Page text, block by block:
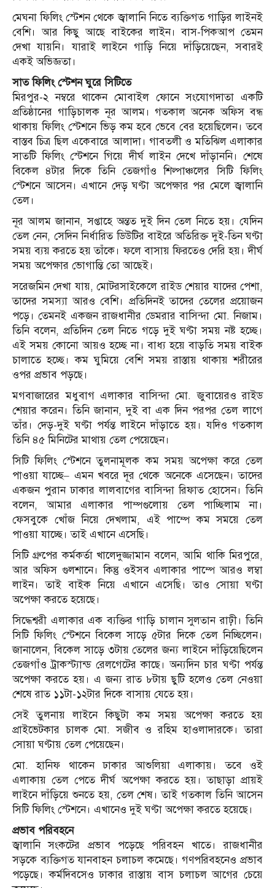
মেঘনা ফিলিং স্টেশন থেকে জ্বালানি নিতে ব্যক্তিগত গাড়ির লাইনই
বেশি। আর কিছু আছে বাইকের লাইন। বাস-পিকআপ তেমন
দেখা যায়নি। যারাই লাইনে গাড়ি নিয়ে দাঁড়িয়েছেন, সবারই
একই অভিজ্ঞতা।
সাত ফিলিং স্টেশন ঘুরে সিটিতে
মিরপুর-২ নম্বরে থাকেন মোবাইল ফোনে সংযোগদাতা একটি
প্রতিষ্ঠানের গাড়িচালক নূর আলম। গতকাল অনেক অফিস বন্ধ
থাকায় ফিলিং স্টেশনে ভিড় কম হবে ভেবে বের হয়েছিলেন। তবে
বাস্তব চিত্র ছিল একেবারে আলাদা। গাবতলী ও মতিঝিল এলাকার
সাতটি ফিলিং স্টেশনে গিয়ে দীর্ঘ লাইন দেখে দাঁড়াননি। শেষে
বিকেল ৪টার দিকে তিনি তেজগাঁও শিল্পাঞ্চলের সিটি ফিলিং
স্টেশনে আসেন। এখানে দেড় ঘণ্টা অপেক্ষার পর মেলে জ্বালানি
তেল।
নূর আলম জানান, সপ্তাহে অন্তত দুই দিন তেল নিতে হয়। যেদিন
তেল নেন, সেদিন নির্ধারিত ডিউটির বাইরে অতিরিক্ত দুই-তিন ঘণ্টা
সময় ব্যয় করতে হয় তাঁকে। ফলে বাসায় ফিরতেও দেরি হয়। দীর্ঘ
সময় অপেক্ষার ভোগান্তি তো আছেই।
সরেজমিন দেখা যায়, মোটরসাইকেলে রাইড শেয়ার যাদের পেশা,
তাদের সমস্যা আরও বেশি। প্রতিদিনই তাদের তেলের প্রয়োজন
পড়ে। তেমনই একজন রাজধানীর ডেমরার বাসিন্দা মো. নিজাম।
তিনি বলেন, প্রতিদিন তেল নিতে গড়ে দুই ঘণ্টা সময় নষ্ট হচ্ছে।
এই সময় কোনো আয়ও হচ্ছে না। বাধ্য হয়ে বাড়তি সময় বাইক
চালাতে হচ্ছে। কম ঘুমিয়ে বেশি সময় রাস্তায় থাকায় শরীরের
ওপর প্রভাব পড়ছে।
মগবাজারের মধুবাগ এলাকার বাসিন্দা মো. জুবায়েরও রাইড
শেয়ার করেন। তিনি জানান, দুই বা এক দিন পরপর তেল লাগে
তাঁর। দেড়-দুই ঘণ্টা পর্যন্ত লাইনে দাঁড়াতে হয়। যদিও গতকাল
তিনি ৪৫ মিনিটের মাথায় তেল পেয়েছেন।
সিটি ফিলিং স্টেশনে তুলনামূলক কম সময় অপেক্ষা করে তেল
পাওয়া যাচ্ছে– এমন খবরে দূর থেকে অনেকে এসেছেন। তাদের
একজন পুরান ঢাকার লালবাগের বাসিন্দা রিফাত হোসেন। তিনি
বলেন, আমার এলাকার পাম্পগুলোয় তেল পাচ্ছিলাম না।
ফেসবুকে খোঁজ নিয়ে দেখলাম, এই পাম্পে কম সময়ে তেল
পাওয়া যাচ্ছে। তাই এখানে এসেছি।
সিটি গ্রুপের কর্মকর্তা খালেদুজ্জামান বলেন, আমি থাকি মিরপুরে,
আর অফিস গুলশানে। কিন্তু ওইসব এলাকার পাম্পে আরও লম্বা
লাইন। তাই বাইক নিয়ে এখানে এসেছি। তাও সোয়া ঘণ্টা
অপেক্ষা করতে হয়েছে।
সিদ্ধেশ্বরী এলাকার এক ব্যক্তির গাড়ি চালান সুলতান রাঢ়ী। তিনি
সিটি ফিলিং স্টেশনে বিকেল সাড়ে ৫টার দিকে তেল নিচ্ছিলেন।
জানালেন, বিকেল সাড়ে ৩টায় তেলের জন্য লাইনে দাঁড়িয়েছিলেন
তেজগাঁও ট্রাকস্ট্যান্ড রেলগেটের কাছে। অন্যদিন চার ঘণ্টা পর্যন্ত
অপেক্ষা করতে হয়। এ জন্য রাত ৮টায় ছুটি হলেও তেল নেওয়া
শেষে রাত ১১টা-১২টার দিকে বাসায় যেতে হয়।
সেই তুলনায় লাইনে কিছুটা কম সময় অপেক্ষা করতে হয়
প্রাইভেটকার চালক মো. সজীব ও রহিম হাওলাদারকে। তারা
সোয়া ঘণ্টায় তেল পেয়েছেন।
মো. হানিফ থাকেন ঢাকার আশুলিয়া এলাকায়। তবে ওই
এলাকায় তেল পেতে দীর্ঘ অপেক্ষা করতে হয়। তাছাড়া প্রায়ই
লাইনে দাঁড়িয়ে শুনতে হয়, তেল শেষ। তাই গতকাল তিনি আসেন
সিটি ফিলিং স্টেশনে। এখানেও দুই ঘণ্টা অপেক্ষা করতে হয়েছে।
প্রভাব পরিবহনে
জ্বালানি সংকটের প্রভাব পড়েছে পরিবহন খাতে। রাজধানীর
সড়কে ব্যক্তিগত যানবাহন চলাচল কমেছে। গণপরিবহনেও প্রভাব
পড়েছে। কর্মদিবসেও ঢাকার রাস্তায় বাস চলাচল আগের চেয়ে